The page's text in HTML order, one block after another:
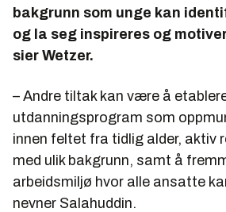
bakgrunn som unge kan
og la seg inspireres og
sier Wetzer.
– Andre tiltak kan være å
utdanningsprogram som
innen feltet fra tidlig alder, aktiv
med ulik bakgrunn, samt å
arbeidsmiljø hvor alle ansatte
nevner Salahuddin.